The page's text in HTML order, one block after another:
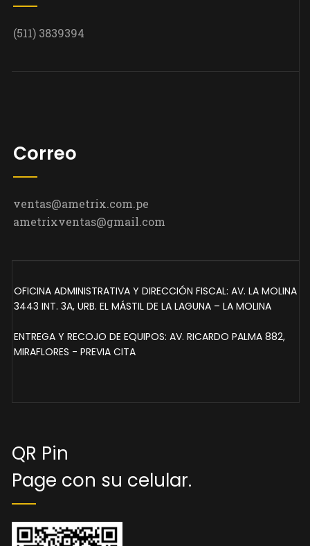
(511) 3839394
Correo
ventas@ametrix.com.pe
ametrixventas@gmail.com
OFICINA ADMINISTRATIVA Y DIRECCIÓN FISCAL: AV. LA MOLINA
3443 INT. 3A, URB. EL MÁSTIL DE LA LAGUNA – LA MOLINA
ENTREGA Y RECOJO DE EQUIPOS: AV. RICARDO PALMA 882,
MIRAFLORES - PREVIA CITA
QR Pin
Page con su celular.